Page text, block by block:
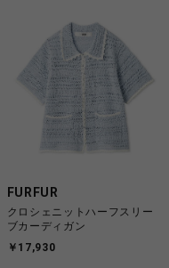
FURFUR
クロシェニットハーフスリー
ブカーディガン
￥17,930